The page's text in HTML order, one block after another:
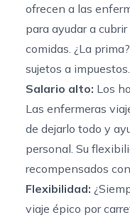
ofrecen a las
para ayudar a
comidas. ¿La
sujetos a impuestos.
Salario alto: Los
Las enfermeras
de dejarlo todo y
personal. Su
recompensados
Flexibilidad:
viaje épico por